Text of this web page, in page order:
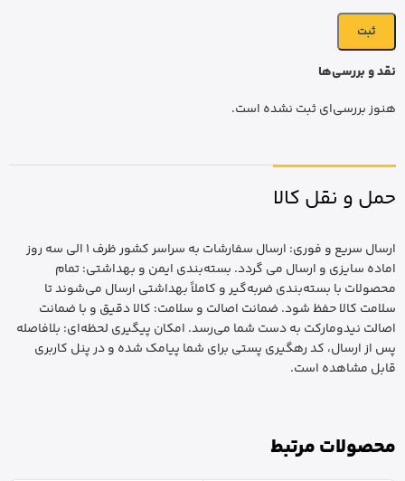
نقد و بررسی‌ها
هنوز بررسی‌ای ثبت نشده است.
حمل و نقل کالا
ارسال سریع و فوری: ارسال سفارشات به سراسر کشور ظرف 1 الی سه روز
اماده سایزی و ارسال می گردد. بسته‌بندی ایمن و بهداشتی: تمام
محصولات با بسته‌بندی ضربه‌گیر و کاملاً بهداشتی ارسال می‌شوند تا
سلامت کالا حفظ شود. ضمانت اصالت و سلامت: کالا دقیق و با ضمانت
اصالت نیدومارکت به دست شما می‌رسد. امکان پیگیری لحظه‌ای: بلافاصله
پس از ارسال، کد رهگیری پستی برای شما پیامک شده و در پنل کاربری
قابل مشاهده است.
محصولات مرتبط